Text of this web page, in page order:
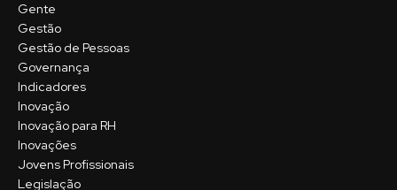
Gente
Gestão
Gestão de Pessoas
Governança
Indicadores
Inovação
Inovação para RH
Inovações
Jovens Profissionais
Legislação